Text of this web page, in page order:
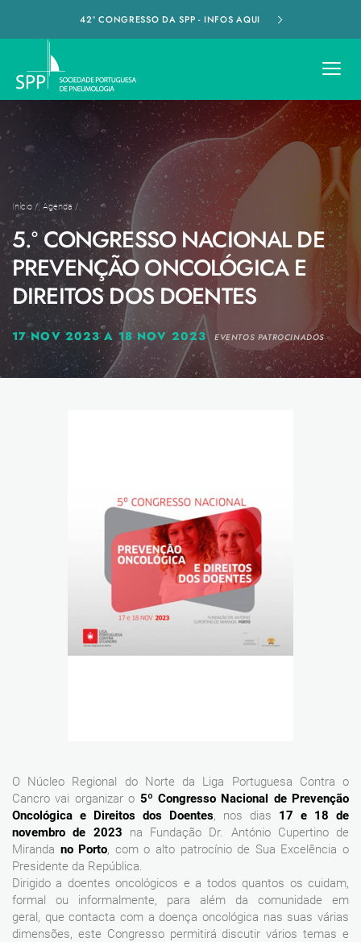
42º CONGRESSO DA SPP - INFOS AQUI
Início / Agenda /
5.º CONGRESSO NACIONAL DE
PREVENÇÃO ONCOLÓGICA E
DIREITOS DOS DOENTES
17 NOV 2023 A 18 NOV 2023 EVENTOS PATROCINADOS
O Núcleo Regional do Norte da Liga Portuguesa Contra o
Cancro vai organizar o 5º Congresso Nacional de Prevenção
Oncológica e Direitos dos Doentes, nos dias 17 e 18 de
novembro de 2023 na Fundação Dr. António Cupertino de
Miranda no Porto, com o alto patrocínio de Sua Excelência o
Presidente da República.
Dirigido a doentes oncológicos e a todos quantos os cuidam,
formal ou informalmente, para além da comunidade em
geral, que contacta com a doença oncológica nas suas várias
dimensões, este Congresso permitirá discutir vários temas e